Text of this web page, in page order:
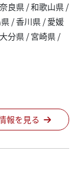
奈良県 /和歌山県 /
/香川県 /愛媛
大分県 /宮崎県 /
報を見る